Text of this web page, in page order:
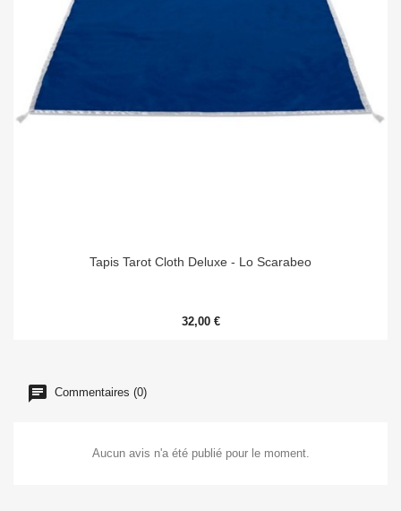
Tapis Tarot Cloth Deluxe - Lo Scarabeo
32,00 €
Commentaires (0)
Aucun avis n'a été publié pour le moment.